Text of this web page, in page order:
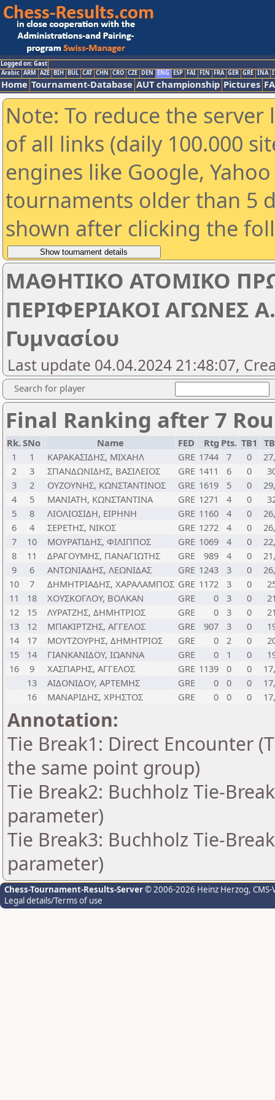
Logged on: Gast
Arabic ARM AZE BIH BUL CAT CHN CRO CZE DEN ENG ESP FAI FIN FRA GER GRE INA
Home Tournament-Database AUT championship Pictures
Note: To reduce the
of all links (daily 100.000
engines like Google,
tournaments older than 5
shown after clicking the
ΜΑΘΗΤΙΚΟ ΑΤΟΜΙΚΟ
ΠΕΡΙΦΕΡΙΑΚΟΙ ΑΓΩΝΕΣ
Γυμνασίου
Last update 04.04.2024 21:48:07,
Search for player
Final Ranking after 7
Rk.SNo Name FED Rtg Pts. TB1
1
1 ΚΑΡΑΚΑΣΙΔΗΣ, ΜΙΧΑΗΛ GRE 1744 7 0
2
3 ΣΠΑΝΔΩΝΙΔΗΣ, ΒΑΣΙΛΕΙΟΣ GRE 1411 6 0
3
2 ΟΥΖΟΥΝΗΣ, ΚΩΝΣΤΑΝΤΙΝΟΣ GRE 1619 5 0
4
5 ΜΑΝΙΑΤΗ, ΚΩΝΣΤΑΝΤΙΝΑ GRE 1271 4 0
5
8 ΛΙΟΛΙΟΣΙΔΗ, ΕΙΡΗΝΗ GRE 1160 4 0
6
4 ΣΕΡΕΤΗΣ, ΝΙΚΟΣ GRE 1272 4 0
7
10 ΜΟΥΡΑΤΙΔΗΣ, ΦΙΛΙΠΠΟΣ GRE 1069 4 0
8
11 ΔΡΑΓΟΥΜΗΣ, ΠΑΝΑΓΙΩΤΗΣ GRE 989 4 0
9
6 ΑΝΤΩΝΙΑΔΗΣ, ΛΕΩΝΙΔΑΣ GRE 1243 3 0
10
7 ΔΗΜΗΤΡΙΑΔΗΣ, ΧΑΡΑΛΑΜΠΟΣ GRE 1172 3 0
11
18 ΧΟΥΣΚΟΓΛΟΥ, ΒΟΛΚΑΝ GRE 0 3 0
12
15 ΛΥΡΑΤΖΗΣ, ΔΗΜΗΤΡΙΟΣ GRE 0 3 0
13
12 ΜΠΑΚΙΡΤΖΗΣ, ΑΓΓΕΛΟΣ GRE 907 3 0
14
17 ΜΟΥΤΖΟΥΡΗΣ, ΔΗΜΗΤΡΙΟΣ GRE 0 2 0
15
14 ΓΙΑΝΚΑΝΙΔΟΥ, ΙΩΑΝΝΑ GRE 0 1 0
16
9 ΧΑΣΠΑΡΗΣ, ΑΓΓΕΛΟΣ GRE 1139 0 0
13
ΑΙΔΟΝΙΔΟΥ, ΑΡΤΕΜΗΣ GRE 0 0 0
16
ΜΑΝΑΡΙΔΗΣ, ΧΡΗΣΤΟΣ GRE 0 0 0
Annotation:
Tie Break1: Direct Encounter
the same point group)
Tie Break2: Buchholz Tie-
parameter)
Tie Break3: Buchholz Tie-
parameter)
Chess-Tournament-Results-Server© 2006-2026 Heinz Herzog,
Legal details/Terms of use